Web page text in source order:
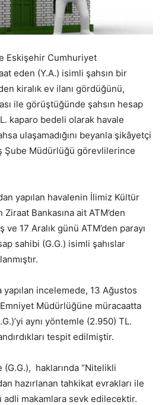
Eskişehir Cumhuriyet
eden (Y.A.) isimli şahsın bir
kiralık ev ilanı gördüğünü,
ile görüştüğünde şahsın hesap
kaparo bedeli olarak havale
ulaşamadığını beyanla şikâyetçi
Şube Müdürlüğü görevlilerince
yapılan havalenin İlimiz Kültür
Bankasına ait ATM’den
17 Aralık günü ATM’den parayı
sahibi (G.G.) isimli şahıslar
yapılan incelemede, 13 Ağustos
Müdürlüğüne müracaatta
aynı yöntemle (2.950) TL.
tespit edilmiştir.
haklarında “Nitelikli
hazırlanan tahkikat evrakları ile
adli makamlara sevk edilecektir.